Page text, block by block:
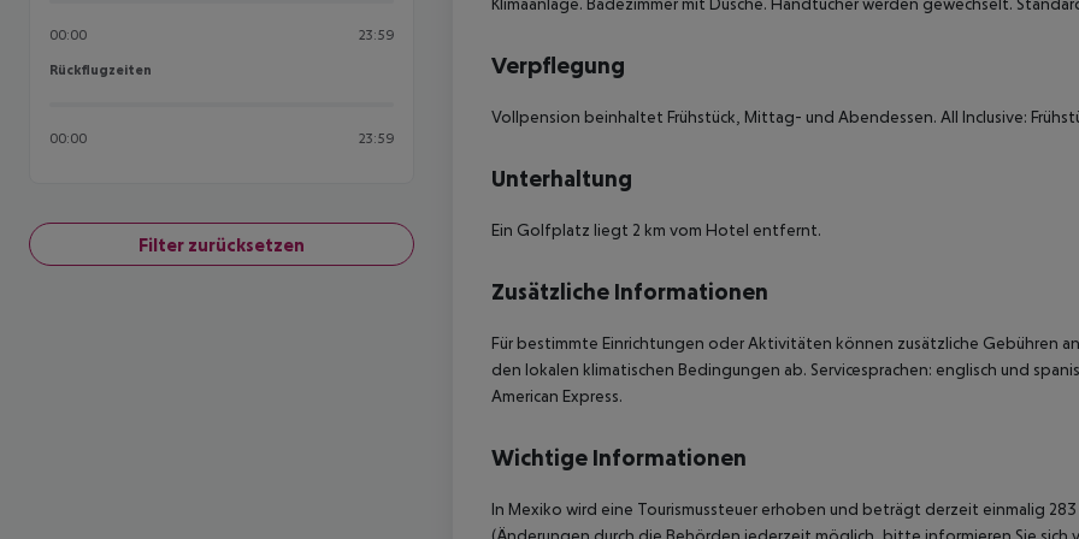
00:00 23:59
Rückflugzeiten
Rückflugzeiten
00:00 23:59
Filter zurücksetzen
Verpflegung
Vollpension beinhaltet Frühstück, Mittag- und Abendessen. All Inclusive:
Unterhaltung
Ein Golfplatz liegt 2 km vom Hotel entfernt.
Zusätzliche Informationen
Für bestimmte Einrichtungen oder Aktivitäten können zusätzliche Gebühren
den lokalen klimatischen Bedingungen ab. Servicesprachen: englisch und
American Express.
Wichtige Informationen
In Mexiko wird eine Tourismussteuer erhoben und beträgt derzeit einmalig 283